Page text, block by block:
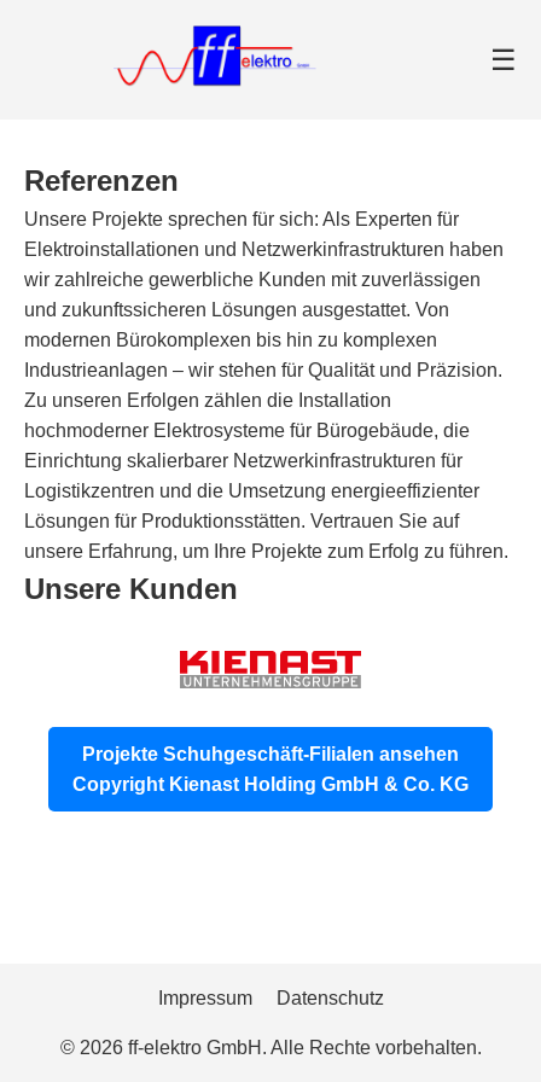
☰
Referenzen
Unsere Projekte sprechen für sich: Als Experten für
Elektroinstallationen und Netzwerkinfrastrukturen haben
wir zahlreiche gewerbliche Kunden mit zuverlässigen
und zukunftssicheren Lösungen ausgestattet. Von
modernen Bürokomplexen bis hin zu komplexen
Industrieanlagen – wir stehen für Qualität und Präzision.
Zu unseren Erfolgen zählen die Installation
hochmoderner Elektrosysteme für Bürogebäude, die
Einrichtung skalierbarer Netzwerkinfrastrukturen für
Logistikzentren und die Umsetzung energieeffizienter
Lösungen für Produktionsstätten. Vertrauen Sie auf
unsere Erfahrung, um Ihre Projekte zum Erfolg zu führen.
Unsere Kunden
Projekte Schuhgeschäft-Filialen ansehen
Copyright Kienast Holding GmbH & Co. KG
Impressum Datenschutz
© 2026 ff-elektro GmbH. Alle Rechte vorbehalten.